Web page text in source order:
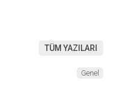
TÜM YAZILARI
Genel